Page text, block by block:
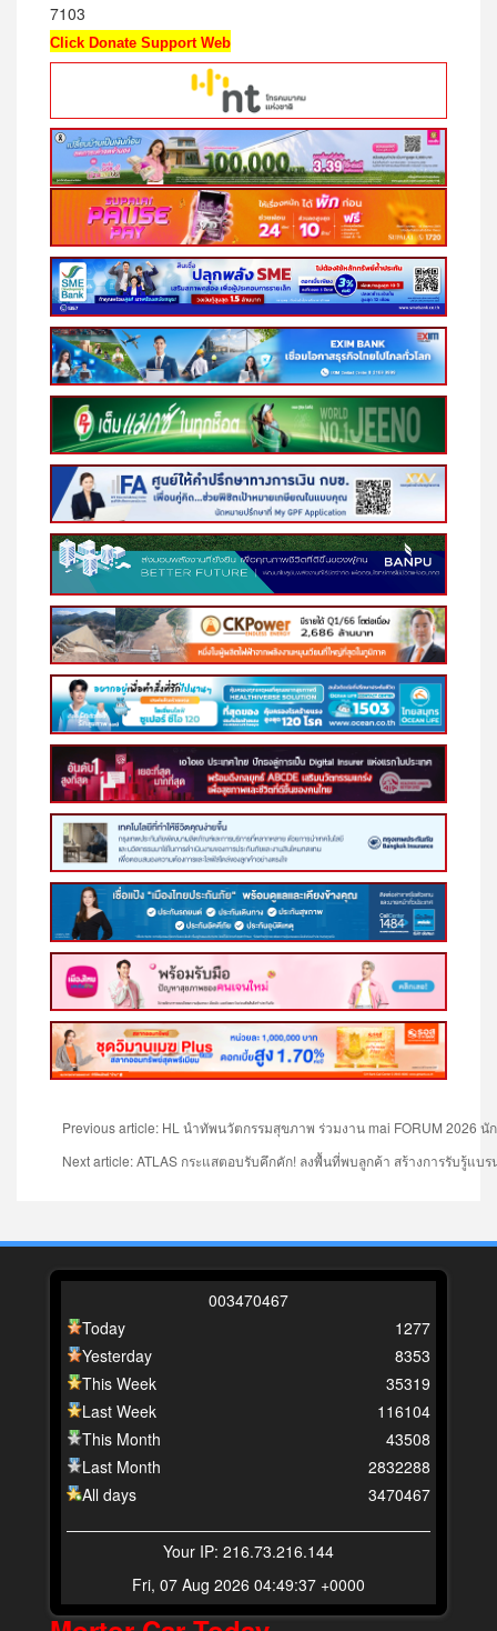
7103
Click Donate Support Web
Previous article: HL นำทัพนวัตกรรมสุขภาพ ร่วมงาน mai FORUM 2026
Next article: ATLAS กระแสตอบรับคึกคัก! ลงพื้นที่พบลูกค้า สร้างการรับรู้แบ
003470467
Today
Yesterday
This Week
Last Week
This Month
Last Month
All days
1277
8353
35319
116104
43508
2832288
3470467
Your IP: 216.73.216.144
Fri, 07 Aug 2026 04:49:37 +0000